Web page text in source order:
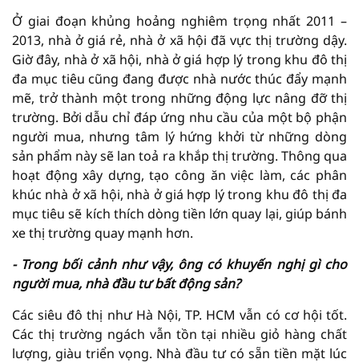
Ở giai đoạn khủng hoảng nghiêm trọng nhất 2011 –
2013, nhà ở giá rẻ, nhà ở xã hội đã vực thị trường dậy.
Giờ đây, nhà ở xã hội, nhà ở giá hợp lý trong khu đô thị
đa mục tiêu cũng đang được nhà nước thúc đẩy mạnh
mẽ, trở thành một trong những động lực nâng đỡ thị
trường. Bởi dẫu chỉ đáp ứng nhu cầu của một bộ phận
người mua, nhưng tâm lý hứng khởi từ những dòng
sản phẩm này sẽ lan toả ra khắp thị trường. Thông qua
hoạt động xây dựng, tạo công ăn việc làm, các phân
khúc nhà ở xã hội, nhà ở giá hợp lý trong khu đô thị đa
mục tiêu sẽ kích thích dòng tiền lớn quay lại, giúp bánh
xe thị trường quay mạnh hơn.
- Trong bối cảnh như vậy, ông có khuyến nghị gì cho
người mua, nhà đầu tư bất động sản?
Các siêu đô thị như Hà Nội, TP. HCM vẫn có cơ hội tốt.
Các thị trường ngách vẫn tồn tại nhiều giỏ hàng chất
lượng, giàu triển vọng. Nhà đầu tư có sẵn tiền mặt lúc